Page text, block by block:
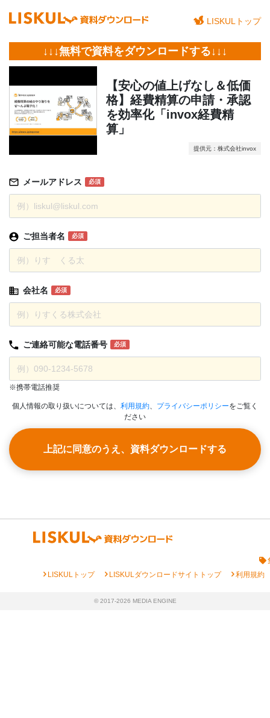
LISKULトップ
↓↓↓無料で資料をダウンロードする↓↓↓
【安心の値上げなし＆低価
格】経費精算の申請・承認
を効率化「invox経費精
算」
提供元：株式会社invox
メールアドレス 必須
ご担当者名 必須
会社名 必須
ご連絡可能な電話番号 必須
※携帯電話推奨
個人情報の取り扱いについては、 利用規約、 プライバシーポリシーをご覧く
ださい
上記に同意のうえ、資料ダウンロードする
chevron_rightLISKULトップ chevron_rightLISKULダウンロードサイトトップ chevron_right利用規約
© 2017-2026 MEDIA ENGINE